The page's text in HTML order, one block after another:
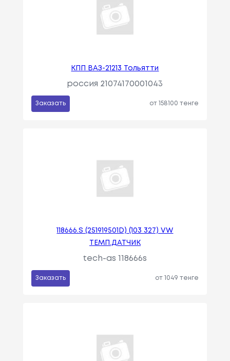
КПП ВАЗ-21213 Тольятти
россия 21074170001043
Заказать от 158100 тенге
118666.S (251919501D) (103 327) VW
ТЕМП.ДАТЧИК
tech-as 118666s
Заказать от 1049 тенге